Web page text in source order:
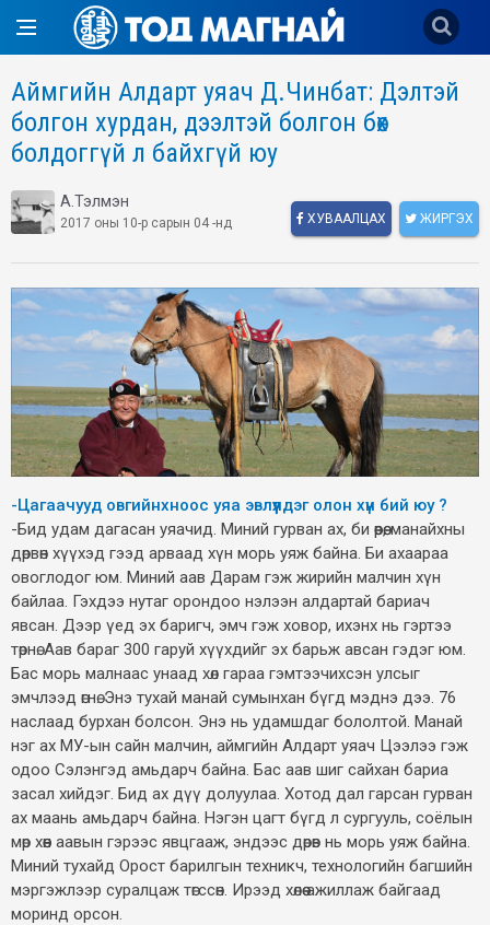
Аймгийн Алдарт уяач Д.Чинбат: Дэлтэй
болгон хурдан, дээлтэй болгон бөх
болдоггүй л байхгүй юу
А.Тэлмэн
2017 оны 10-р сарын 04 -нд ХУВААЛЦАХ ЖИРГЭХ
-Цагаачууд овгийнхноос уяа эвлүүлдэг олон хүн бий юу ?
-Бид удам дагасан уяачид. Миний гурван ах, би өөрөө, манайхны
дөрвөн хүүхэд гээд арваад хүн морь уяж байна. Би ахаараа
овоглодог юм. Миний аав Дарам гэж жирийн малчин хүн
байлаа. Гэхдээ нутаг орондоо нэлээн алдартай бариач
явсан. Дээр үед эх баригч, эмч гэж ховор, ихэнх нь гэртээ
төрнө. Аав бараг 300 гаруй хүүхдийг эх барьж авсан гэдэг юм.
Бас морь малнаас унаад хөл гараа гэмтээчихсэн улсыг
эмчлээд өгнө. Энэ тухай манай сумынхан бүгд мэднэ дээ. 76
наслаад бурхан болсон. Энэ нь удамшдаг бололтой. Манай
нэг ах МУ-ын сайн малчин, аймгийн Алдарт уяач Цээлээ гэж
одоо Сэлэнгэд амьдарч байна. Бас аав шиг сайхан бариа
засал хийдэг. Бид ах дүү долуулаа. Хотод дал гарсан гурван
ах маань амьдарч байна. Нэгэн цагт бүгд л сургууль, соёлын
мөр хөөн аавын гэрээс явцгааж, эндээс дөрөв нь морь уяж байна.
Миний тухайд Орост барилгын техникч, технологийн багшийн
мэргэжлээр суралцаж төгссөн. Ирээд хөлөө ажиллаж байгаад
моринд орсон.